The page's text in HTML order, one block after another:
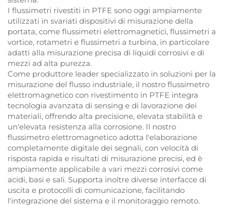
I flussimetri rivestiti in PTFE sono oggi ampiamente
utilizzati in svariati dispositivi di misurazione della
portata, come flussimetri elettromagnetici, flussimetri a
vortice, rotametri e flussimetri a turbina, in particolare
adatti alla misurazione precisa di liquidi corrosivi e di
mezzi ad alta purezza.
Come produttore leader specializzato in soluzioni per la
misurazione del flusso industriale, il nostro flussimetro
elettromagnetico con rivestimento in PTFE integra
tecnologia avanzata di sensing e di lavorazione dei
materiali, offrendo alta precisione, elevata stabilità e
un'elevata resistenza alla corrosione. Il nostro
flussimetro elettromagnetico adotta l'elaborazione
completamente digitale dei segnali, con velocità di
risposta rapida e risultati di misurazione precisi, ed è
ampiamente applicabile a vari mezzi corrosivi come
acidi, basi e sali. Supporta inoltre diverse interfacce di
uscita e protocolli di comunicazione, facilitando
l'integrazione del sistema e il monitoraggio remoto.